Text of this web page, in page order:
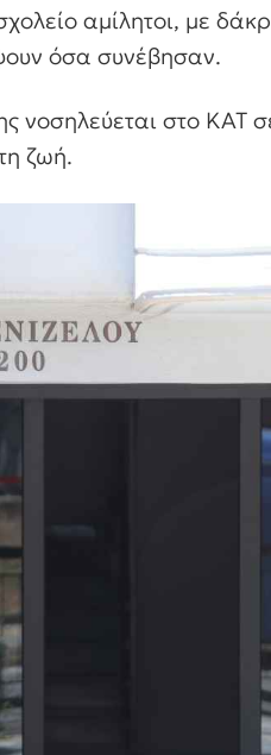
αμίλητοι, με
όσα συνέβησαν.
νοσηλεύεται στο ΚΑΤ
ζωή.